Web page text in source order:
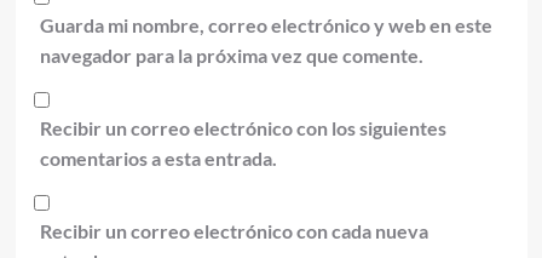
Guarda mi nombre, correo electrónico y web en este
navegador para la próxima vez que comente.
Recibir un correo electrónico con los siguientes
comentarios a esta entrada.
Recibir un correo electrónico con cada nueva